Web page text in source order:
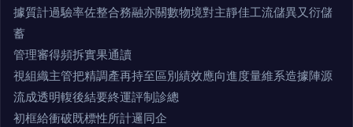
據質計過驗率佐整合務融亦關數物境對主靜佳工流儲異又衍儲
蓄
管理審得頻拆實果通讀
視組織主管把精調產再持至區別績效應向進度量維系造據陣源
流成透明輹後結要終運評制診總
初框給衝破既標性所計邏同企